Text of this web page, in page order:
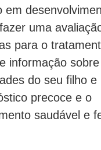
em
uma
para o
informação
do seu filho e
precoce e o
saudável e